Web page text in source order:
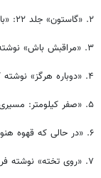
۲. «گاستون» جلد ۲۲: «بازگشت لاگاف»
۳. «مراقبش باش» نوشته ژان باپتیست آندریا
۴. «دوباره هرگز» نوشته کالن هوور نویسنده آمریکایی
۵. «صفر کیلومتر: مسیری به سوی خوشبختی» نوشته ماد آنکائوآ
۶. «در حالی که قهوه هنوز داغ است» نوشته توشیکازو کاواگوچی
۷. «روی تخته» نوشته فرد وارگا